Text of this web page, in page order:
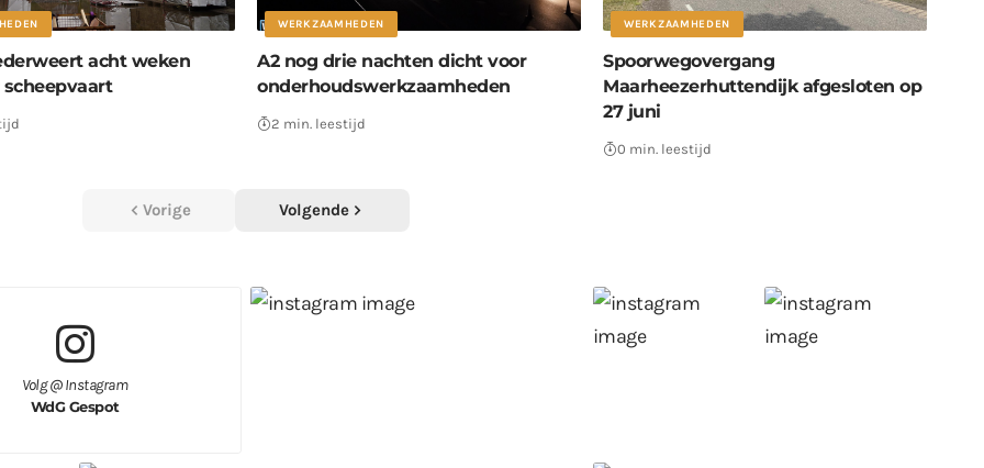
acht weken
WERKZAAMHEDEN
A2 nog drie nachten dicht voor
onderhoudswerkzaamheden
2 min. leestijd
WERKZAAMHEDEN
Spoorwegovergang
Maarheezerhuttendijk afgesloten op
27 juni
0 min. leestijd
Vorige Volgende
Volg @ Instagram
WdG Gespot